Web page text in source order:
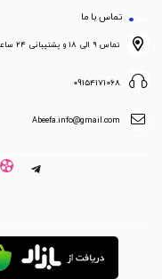
تماس با ما
تماس ۹ الی ۱۸ و پشتیبانی ۲۴ ساعته واتساپ
09154171068
Abeefa.info@gmail.com